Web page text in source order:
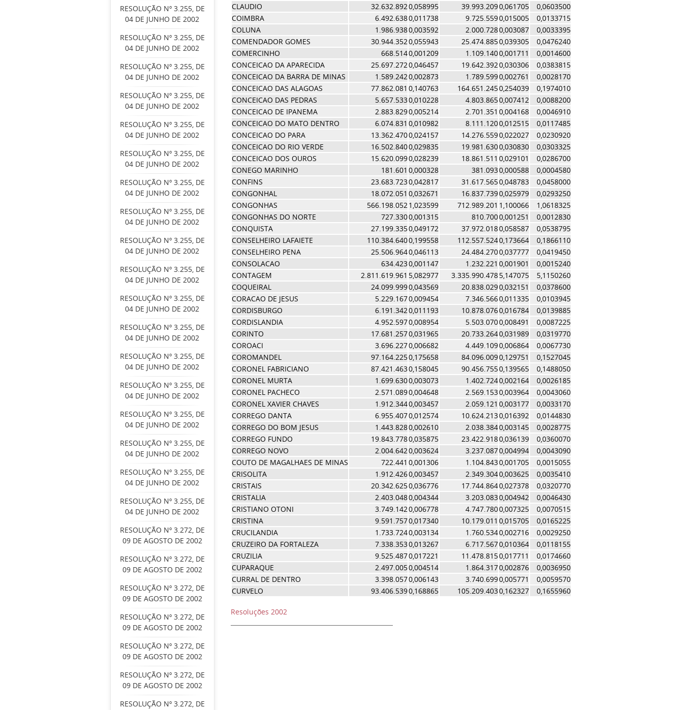
RESOLUÇÃO Nº 3.255, DE
04 DE JUNHO DE 2002
RESOLUÇÃO Nº 3.255, DE
04 DE JUNHO DE 2002
RESOLUÇÃO Nº 3.255, DE
04 DE JUNHO DE 2002
RESOLUÇÃO Nº 3.255, DE
04 DE JUNHO DE 2002
RESOLUÇÃO Nº 3.255, DE
04 DE JUNHO DE 2002
RESOLUÇÃO Nº 3.255, DE
04 DE JUNHO DE 2002
RESOLUÇÃO Nº 3.255, DE
04 DE JUNHO DE 2002
RESOLUÇÃO Nº 3.255, DE
04 DE JUNHO DE 2002
RESOLUÇÃO Nº 3.255, DE
04 DE JUNHO DE 2002
RESOLUÇÃO Nº 3.255, DE
04 DE JUNHO DE 2002
RESOLUÇÃO Nº 3.255, DE
04 DE JUNHO DE 2002
RESOLUÇÃO Nº 3.255, DE
04 DE JUNHO DE 2002
RESOLUÇÃO Nº 3.255, DE
04 DE JUNHO DE 2002
RESOLUÇÃO Nº 3.255, DE
04 DE JUNHO DE 2002
RESOLUÇÃO Nº 3.255, DE
04 DE JUNHO DE 2002
RESOLUÇÃO Nº 3.255, DE
04 DE JUNHO DE 2002
RESOLUÇÃO Nº 3.255, DE
04 DE JUNHO DE 2002
RESOLUÇÃO Nº 3.255, DE
04 DE JUNHO DE 2002
RESOLUÇÃO Nº 3.272, DE
09 DE AGOSTO DE 2002
RESOLUÇÃO Nº 3.272, DE
09 DE AGOSTO DE 2002
RESOLUÇÃO Nº 3.272, DE
09 DE AGOSTO DE 2002
RESOLUÇÃO Nº 3.272, DE
09 DE AGOSTO DE 2002
RESOLUÇÃO Nº 3.272, DE
09 DE AGOSTO DE 2002
RESOLUÇÃO Nº 3.272, DE
09 DE AGOSTO DE 2002
RESOLUÇÃO Nº 3.272, DE
CLAUDIO
32.632.8920,058995 39.993.2090,061705
0,0603500
COIMBRA
6.492.6380,011738 9.725.5590,015005
0,0133715
COLUNA
1.986.9380,003592 2.000.7280,003087
0,0033395
COMENDADOR GOMES
30.944.3520,055943 25.474.8850,039305
0,0476240
COMERCINHO
668.5140,001209 1.109.1400,001711
0,0014600
CONCEICAO DA APARECIDA
25.697.2720,046457 19.642.3920,030306
0,0383815
CONCEICAO DA BARRA DE MINAS
1.589.2420,002873 1.789.5990,002761
0,0028170
CONCEICAO DAS ALAGOAS
77.862.081 0,140763 164.651.2450,254039
0,1974010
CONCEICAO DAS PEDRAS
5.657.5330,010228 4.803.8650,007412
0,0088200
CONCEICAO DE IPANEMA
2.883.8290,005214 2.701.351 0,004168
0,0046910
CONCEICAO DO MATO DENTRO
6.074.831 0,010982 8.111.1200,012515
0,0117485
CONCEICAO DO PARA
13.362.4700,024157 14.276.5590,022027
0,0230920
CONCEICAO DO RIO VERDE
16.502.8400,029835 19.981.6300,030830
0,0303325
CONCEICAO DOS OUROS
15.620.0990,028239 18.861.511 0,029101
0,0286700
CONEGO MARINHO
181.601 0,000328 381.0930,000588
0,0004580
CONFINS
23.683.7230,042817 31.617.5650,048783
0,0458000
CONGONHAL
18.072.051 0,032671 16.837.7390,025979
0,0293250
CONGONHAS
566.198.0521,023599 712.989.201 1,100066
1,0618325
CONGONHAS DO NORTE
727.3300,001315 810.7000,001251
0,0012830
CONQUISTA
27.199.3350,049172 37.972.0180,058587
0,0538795
CONSELHEIRO LAFAIETE
110.384.6400,199558 112.557.5240,173664
0,1866110
CONSELHEIRO PENA
25.506.9640,046113 24.484.2700,037777
0,0419450
CONSOLACAO
634.4230,001147 1.232.221 0,001901
0,0015240
CONTAGEM
2.811.619.961 5,082977 3.335.990.4785,147075
5,1150260
COQUEIRAL
24.099.9990,043569 20.838.0290,032151
0,0378600
CORACAO DE JESUS
5.229.1670,009454 7.346.5660,011335
0,0103945
CORDISBURGO
6.191.3420,011193 10.878.0760,016784
0,0139885
CORDISLANDIA
4.952.5970,008954 5.503.0700,008491
0,0087225
CORINTO
17.681.2570,031965 20.733.2640,031989
0,0319770
COROACI
3.696.2270,006682 4.449.1090,006864
0,0067730
COROMANDEL
97.164.2250,175658 84.096.0090,129751
0,1527045
CORONEL FABRICIANO
87.421.4630,158045 90.456.7550,139565
0,1488050
CORONEL MURTA
1.699.6300,003073 1.402.7240,002164
0,0026185
CORONEL PACHECO
2.571.0890,004648 2.569.1530,003964
0,0043060
CORONEL XAVIER CHAVES
1.912.3440,003457 2.059.121 0,003177
0,0033170
CORREGO DANTA
6.955.4070,012574 10.624.2130,016392
0,0144830
CORREGO DO BOM JESUS
1.443.8280,002610 2.038.3840,003145
0,0028775
CORREGO FUNDO
19.843.7780,035875 23.422.9180,036139
0,0360070
CORREGO NOVO
2.004.6420,003624 3.237.0870,004994
0,0043090
COUTO DE MAGALHAES DE MINAS
722.441 0,001306 1.104.8430,001705
0,0015055
CRISOLITA
1.912.4260,003457 2.349.3040,003625
0,0035410
CRISTAIS
20.342.6250,036776 17.744.8640,027378
0,0320770
CRISTALIA
2.403.0480,004344 3.203.0830,004942
0,0046430
CRISTIANO OTONI
3.749.1420,006778 4.747.7800,007325
0,0070515
CRISTINA
9.591.7570,017340 10.179.011 0,015705
0,0165225
CRUCILANDIA
1.733.7240,003134 1.760.5340,002716
0,0029250
CRUZEIRO DA FORTALEZA
7.338.3530,013267 6.717.5670,010364
0,0118155
CRUZILIA
9.525.4870,017221 11.478.8150,017711
0,0174660
CUPARAQUE
2.497.0050,004514 1.864.3170,002876
0,0036950
CURRAL DE DENTRO
3.398.0570,006143 3.740.6990,005771
0,0059570
CURVELO
93.406.5390,168865 105.209.4030,162327 0,1655960
Resoluções 2002